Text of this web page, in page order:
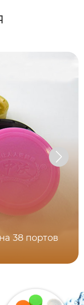
38 портов